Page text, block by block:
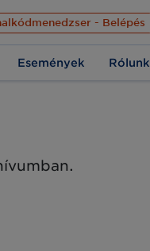
Hírek Kapcsolat
- Belépés
Események Rólunk